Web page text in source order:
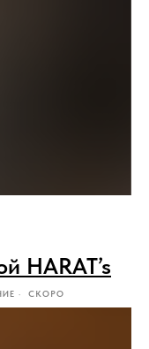
HARAT’s
СКОРО